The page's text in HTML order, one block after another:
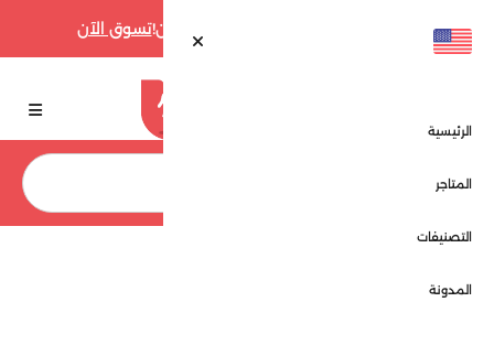
تسوق الآن
الرئيسية
المتاجر
التصنيفات
المدونة